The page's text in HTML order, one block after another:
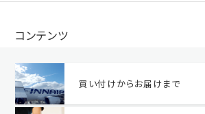
コンテンツ
買い付けからお届けまで